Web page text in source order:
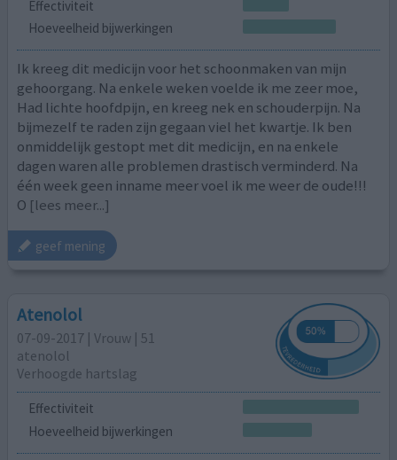
Effectiviteit
Hoeveelheid bijwerkingen
Ik kreeg dit medicijn voor het schoonmaken van mijn
gehoorgang. Na enkele weken voelde ik me zeer moe,
Had lichte hoofdpijn, en kreeg nek en schouderpijn. Na
bijmezelf te raden zijn gegaan viel het kwartje. Ik ben
onmiddelijk gestopt met dit medicijn, en na enkele
dagen waren alle problemen drastisch verminderd. Na
één week geen inname meer voel ik me weer de oude!!!
O [lees meer...]
geef mening
Atenolol
07-09-2017 | Vrouw | 51
atenolol
Verhoogde hartslag
Effectiviteit
Hoeveelheid bijwerkingen